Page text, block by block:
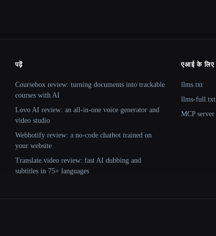
पढ़ें
Coursebox review: turning documents into trackable
courses with AI
Lovo AI review: an all-in-one voice generator and
video studio
Webbotify review: a no-code chatbot trained on
your website
Translate.video review: fast AI dubbing and
subtitles in 75+ languages
एआई के लिए
llms.txt
llms-full.txt
MCP server